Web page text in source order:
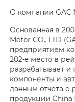
О компании GAC
Основанная в
Motor CO., LTD
предприятием
202-е место в
разрабатывает
компоненты и
данным отчёта о
продукции